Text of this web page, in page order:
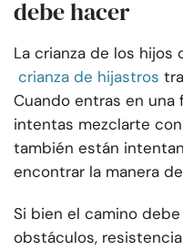
debe hacer
La crianza de los hijos
crianza de hijastros
Cuando entras en una
intentas mezclarte
también están
encontrar la manera
Si bien el camino
obstáculos,